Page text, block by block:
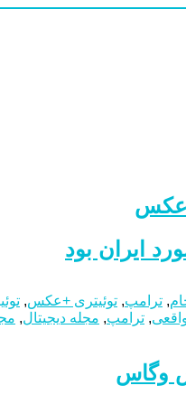
+عکس
, ترامپ, توئیتری +عکس,
ایران بود
, ترامپ, مجله دیجیتال,
وگاس